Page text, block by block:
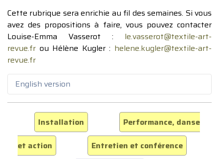
Cette rubrique sera enrichie au fil des semaines. Si vous
avez des propositions à faire, vous pouvez contacter
Louise-Emma Vasserot : le.vasserot@textile-art-
revue.fr ou Hélène Kugler : helene.kugler@textile-art-
revue.fr
English version
Installation
Performance, danse
et action
Entretien et conférence